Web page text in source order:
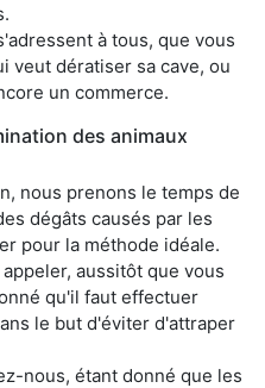
à tous, que vous
veut dératiser sa cave, ou
un commerce.
des animaux
nous prenons le temps de
dégâts causés par les
pour la méthode idéale.
aussitôt que vous
qu'il faut effectuer
le but d'éviter d'attraper
nous, étant donné que les